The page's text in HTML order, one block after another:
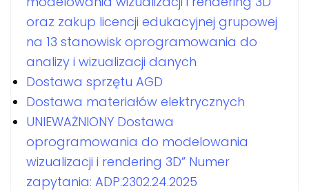
oraz zakup licencji edukacyjnej grupowej
na 13 stanowisk oprogramowania do
analizy i wizualizacji danych
Dostawa sprzętu AGD
Dostawa materiałów elektrycznych
UNIEWAŻNIONY Dostawa
oprogramowania do modelowania
wizualizacji i rendering 3D” Numer
zapytania: ADP.2302.24.2025